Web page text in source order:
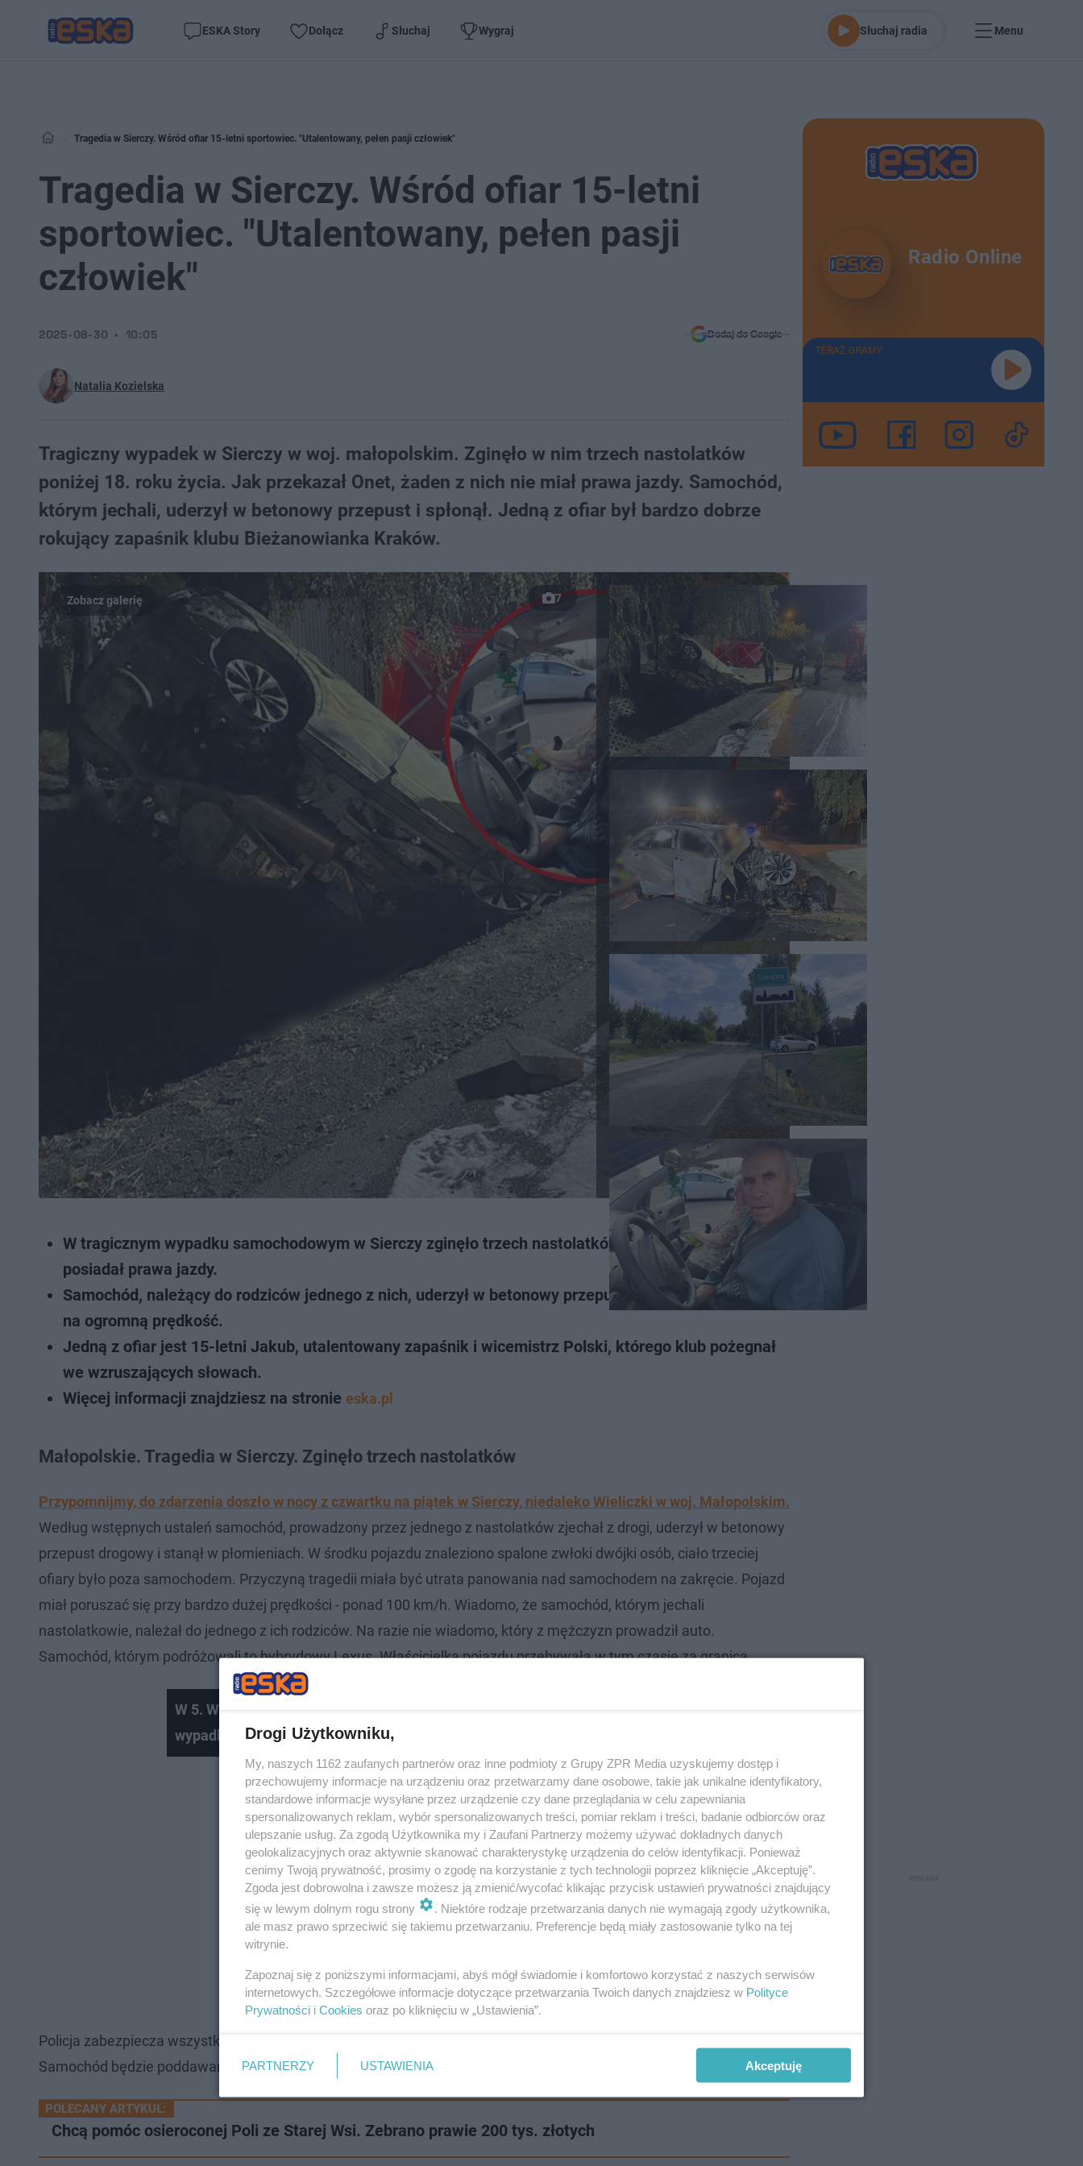
ESKA Story Dołącz Słuchaj Wygraj Słuchaj radia Menu
Tragedia w Sierczy. Wśród ofiar 15-letni sportowiec. "Utalentowany, pełen pasji człowiek"
Tragedia w Sierczy. Wśród ofiar 15-letni
sportowiec. "Utalentowany, pełen pasji
człowiek"
Natalia Kozielska
2025-08-30 10:05 Dodaj do Google
Tragiczny wypadek w Sierczy w woj. małopolskim. Zginęło w nim trzech nastolatków
poniżej 18. roku życia. Jak przekazał Onet, żaden z nich nie miał prawa jazdy. Samochód,
którym jechali, uderzył w betonowy przepust i spłonął. Jedną z ofiar był bardzo dobrze
rokujący zapaśnik klubu Bieżanowianka Kraków.
7
W tragicznym wypadku samochodowym w Sierczy zginęło trzech nastolatków, z których żaden nie
posiadał prawa jazdy.
Samochód, należący do rodziców jednego z nich, uderzył w betonowy przepust i spłonął, co wskazuje
na ogromną prędkość.
Jedną z ofiar jest 15-letni Jakub, utalentowany zapaśnik i wicemistrz Polski, którego klub pożegnał
we wzruszających słowach.
Więcej informacji znajdziesz na stronie eska.pl
Małopolskie. Tragedia w Sierczy. Zginęło trzech nastolatków
Przypomnijmy, do zdarzenia doszło w nocy z czwartku na piątek w Sierczy, niedaleko Wieliczki w woj. Małopolskim.
Według wstępnych ustaleń samochód, prowadzony przez jednego z nastolatków zjechał z drogi, uderzył w betonowy
przepust drogowy i stanął w płomieniach. W środku pojazdu znaleziono spalone zwłoki dwójki osób, ciało trzeciej
ofiary było poza samochodem. Przyczyną tragedii miała być utrata panowania nad samochodem na zakręcie. Pojazd
miał poruszać się przy bardzo dużej prędkości - ponad 100 km/h. Wiadomo, że samochód, którym jechali
nastolatkowie, należał do jednego z ich rodziców. Na razie nie wiadomo, który z mężczyzn prowadził auto.
Samochód, którym podróżowali to hybrydowy Lexus. Właścicielka pojazdu przebywała w tym czasie za granicą.
W 5. Wojskowym Szpitalu Klinicznym w Krakowie przyszywają utracone w
wypadkach kończyny
Policja zabezpiecza wszystkie okoliczne monitoringi. Obecnie śledczy szukają ewentualnych świadków wypadku.
Samochód będzie poddawany dalszym badaniom.
POLECANY ARTYKUŁ:
Chcą pomóc osieroconej Poli ze Starej Wsi. Zebrano prawie 200 tys. złotych
Radio Online
TERAZ GRAMY
Drogi Użytkowniku,
My, naszych 1162 zaufanych partnerów oraz inne podmioty z Grupy ZPR Media uzyskujemy dostęp i
przechowujemy informacje na urządzeniu oraz przetwarzamy dane osobowe, takie jak unikalne identyfikatory,
standardowe informacje wysyłane przez urządzenie czy dane przeglądania w celu zapewniania
spersonalizowanych reklam, wybór spersonalizowanych treści, pomiar reklam i treści, badanie odbiorców oraz
ulepszanie usług. Za zgodą Użytkownika my i Zaufani Partnerzy możemy używać dokładnych danych
geolokalizacyjnych oraz aktywnie skanować charakterystykę urządzenia do celów identyfikacji. Ponieważ
cenimy Twoją prywatność, prosimy o zgodę na korzystanie z tych technologii poprzez kliknięcie „Akceptuję”.
Zgoda jest dobrowolna i zawsze możesz ją zmienić/wycofać klikając przycisk ustawień prywatności znajdujący
się w lewym dolnym rogu strony
. Niektóre rodzaje przetwarzania danych nie wymagają zgody użytkownika,
ale masz prawo sprzeciwić się takiemu przetwarzaniu. Preferencje będą miały zastosowanie tylko na tej
witrynie.
Zapoznaj się z poniższymi informacjami, abyś mógł świadomie i komfortowo korzystać z naszych serwisów
internetowych. Szczegółowe informacje dotyczące przetwarzania Twoich danych znajdziesz w Polityce
Prywatności i Cookies oraz po kliknięciu w „Ustawienia”.
PARTNERZY USTAWIENIA Akceptuję